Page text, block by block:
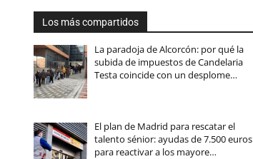
Los más compartidos
La paradoja de Alcorcón: por qué la
subida de impuestos de Candelaria
Testa coincide con un desplome…
El plan de Madrid para rescatar el
talento sénior: ayudas de 7.500 euros
para reactivar a los mayore…